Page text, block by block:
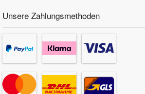
Unsere Zahlungsmethoden